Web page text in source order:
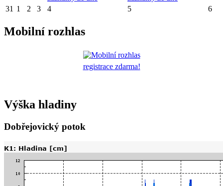
31 1 2 3 4 5 6
Mobilní rozhlas
registrace zdarma!
Výška hladiny
Dobřejovický potok